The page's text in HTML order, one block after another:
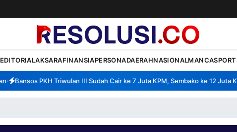
EDITORIALAKSARAFINANSIAPERSONADAERAHNASIONALMANCASPORT
Bansos PKH Triwulan III Sudah Cair ke 7 Juta KPM, Sembako ke 12 Juta KPM•